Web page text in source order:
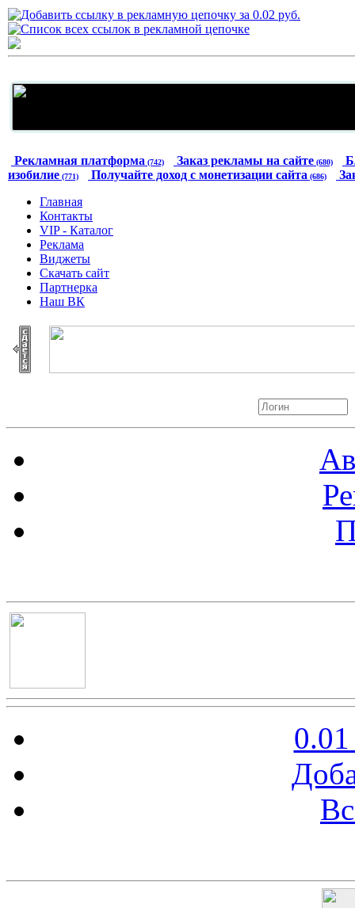
Рекламная платформа (742) Заказ рекламы на сайте (680)
изобилие (771) Получайте доход с монетизации сайта (686)
Главная
Контакты
VIP - Каталог
Реклама
Виджеты
Скачать сайт
Партнерка
Наш ВК